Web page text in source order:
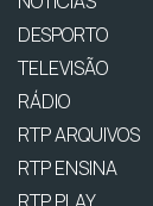
DESPORTO
TELEVISÃO
RÁDIO
RTP ARQUIVOS
RTP ENSINA